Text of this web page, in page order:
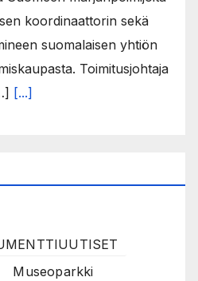
koordinaattorin sekä
suomalaisen yhtiön
Toimitusjohtaja
[...]
Museoparkki